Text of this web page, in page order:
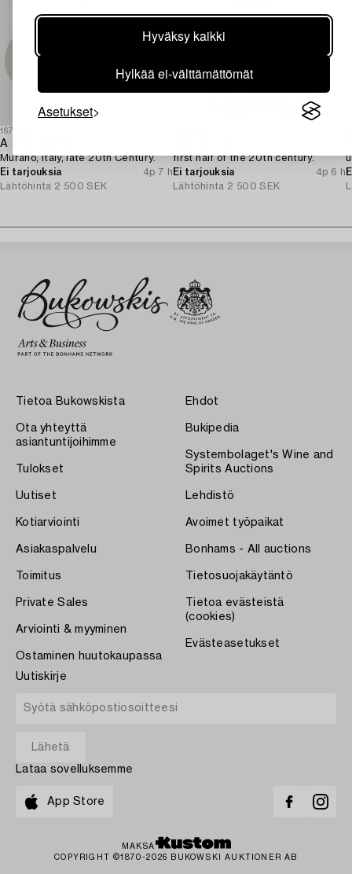
Hyväksy kaikki
Hylkää ei-välttämättömät
Asetukset
1679205
A ceiling lamp,
Murano, Italy, late 20th Century.
Ei tarjouksia
4p 7 h
Lähtöhinta 2 500 SEK
first half of the 20th century.
Ei tarjouksia
4p 6 h
Lähtöhinta 2 500 SEK
Tietoa Bukowskista
Ota yhteyttä
asiantuntijoihimme
Tulokset
Uutiset
Kotiarviointi
Asiakaspalvelu
Toimitus
Private Sales
Arviointi & myyminen
Ostaminen huutokaupassa
Ehdot
Bukipedia
Systembolaget's Wine and
Spirits Auctions
Lehdistö
Avoimet työpaikat
Bonhams - All auctions
Tietosuojakäytäntö
Tietoa evästeistä
(cookies)
Evästeasetukset
Uutiskirje
Lataa sovelluksemme
App Store
MAKSA
COPYRIGHT ©1870-2026 BUKOWSKI AUKTIONER AB